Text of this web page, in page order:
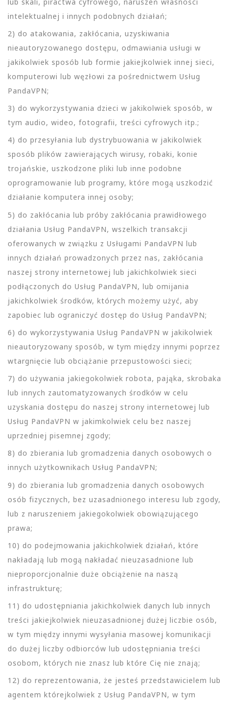
intelektualnej i innych podobnych działań;
2) do atakowania, zakłócania, uzyskiwania
nieautoryzowanego dostępu, odmawiania usługi w
jakikolwiek sposób lub formie jakiejkolwiek innej sieci,
komputerowi lub węzłowi za pośrednictwem Usług
PandaVPN;
3) do wykorzystywania dzieci w jakikolwiek sposób, w
tym audio, wideo, fotografii, treści cyfrowych itp.;
4) do przesyłania lub dystrybuowania w jakikolwiek
sposób plików zawierających wirusy, robaki, konie
trojańskie, uszkodzone pliki lub inne podobne
oprogramowanie lub programy, które mogą uszkodzić
działanie komputera innej osoby;
5) do zakłócania lub próby zakłócania prawidłowego
działania Usług PandaVPN, wszelkich transakcji
oferowanych w związku z Usługami PandaVPN lub
innych działań prowadzonych przez nas, zakłócania
naszej strony internetowej lub jakichkolwiek sieci
podłączonych do Usług PandaVPN, lub omijania
jakichkolwiek środków, których możemy użyć, aby
zapobiec lub ograniczyć dostęp do Usług PandaVPN;
6) do wykorzystywania Usług PandaVPN w jakikolwiek
nieautoryzowany sposób, w tym między innymi poprzez
wtargnięcie lub obciążanie przepustowości sieci;
7) do używania jakiegokolwiek robota, pająka, skrobaka
lub innych zautomatyzowanych środków w celu
uzyskania dostępu do naszej strony internetowej lub
Usług PandaVPN w jakimkolwiek celu bez naszej
uprzedniej pisemnej zgody;
8) do zbierania lub gromadzenia danych osobowych o
innych użytkownikach Usług PandaVPN;
9) do zbierania lub gromadzenia danych osobowych
osób fizycznych, bez uzasadnionego interesu lub zgody,
lub z naruszeniem jakiegokolwiek obowiązującego
prawa;
10) do podejmowania jakichkolwiek działań, które
nakładają lub mogą nakładać nieuzasadnione lub
nieproporcjonalnie duże obciążenie na naszą
infrastrukturę;
11) do udostępniania jakichkolwiek danych lub innych
treści jakiejkolwiek nieuzasadnionej dużej liczbie osób,
w tym między innymi wysyłania masowej komunikacji
do dużej liczby odbiorców lub udostępniania treści
osobom, których nie znasz lub które Cię nie znają;
12) do reprezentowania, że jesteś przedstawicielem lub
agentem którejkolwiek z Usług PandaVPN, w tym